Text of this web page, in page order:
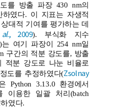
를 방출 파장 430 nm의
였다. 이 지표는 자생적
대적 기여를 평가하는 데
., 2009). 부식화 지수
여기 파장이 254 nm일
구간의 적분 강도를, 방출
적분 강도로 나눈 비율로
도를 추정하였다(Zsolnay
Python 3.13.0 환경에서
이용한 일괄 처리(batch
였다.